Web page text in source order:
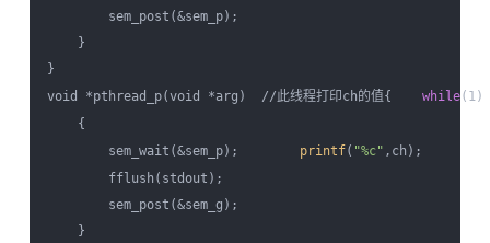
sem_post(&sem_p);
}
}
void *pthread_p(void *arg)  //此线程打印ch的值{ while(1)
{
sem_wait(&sem_p); printf( "%c" ,ch);
fflush(stdout);
sem_post(&sem_g);
}